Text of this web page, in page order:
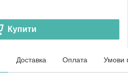
Купити
Доставка Оплата Умови